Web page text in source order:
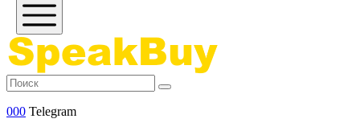
000 Telegram